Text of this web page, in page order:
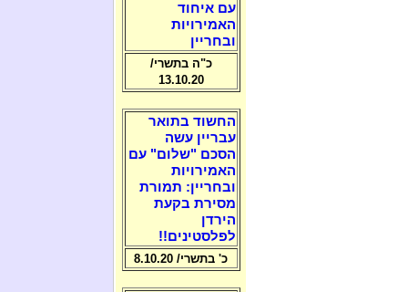
עם איחוד
האמירויות
ובחריין
כ"ה בתשרי/
13.10.20
החשוד בתואר
עבריין עשה
הסכם "שלום" עם
האמירויות
ובחריין: תמורת
מסירת בקעת
הירדן
לפלסטינים!!
כ' בתשרי/ 8.10.20